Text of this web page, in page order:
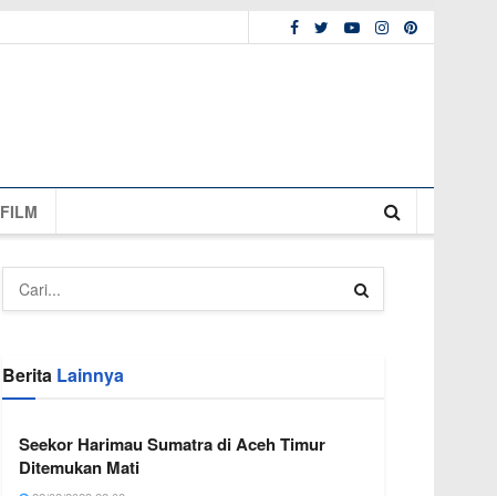
FILM
Berita Lainnya
Seekor Harimau Sumatra di Aceh Timur
Ditemukan Mati